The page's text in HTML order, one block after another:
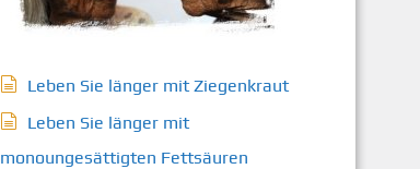
Leben Sie länger mit Ziegenkraut
Leben Sie länger mit
monoungesättigten Fettsäuren